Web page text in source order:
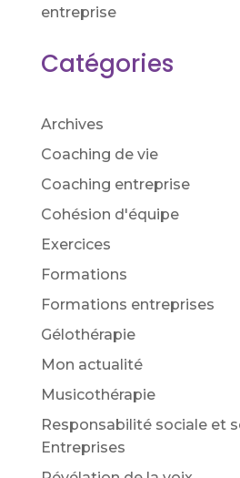
entreprise
Catégories
Archives
Coaching de vie
Coaching entreprise
Cohésion d'équipe
Exercices
Formations
Formations entreprises
Gélothérapie
Mon actualité
Musicothérapie
Responsabilité sociale et
Entreprises